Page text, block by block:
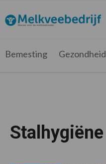
de
hoofdnavigatie
de
hoofd
de
voettekst
Melkveebedrijf.be
Nieuws
melkveehouder
Bemesting Gezondheid
Stalhygiëne